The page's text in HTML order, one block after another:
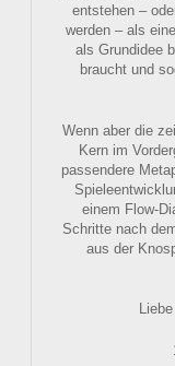
entstehen –
werden – als
als Grundidee
braucht und
Wenn aber die
Kern im
passendere
einem Flow-
Schritte nach
aus der